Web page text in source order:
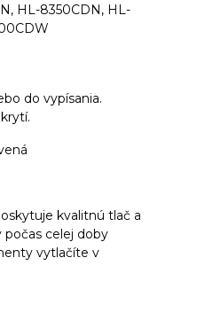
HL-8350CDN, HL-
do vypísania.
kvalitnú tlač a
celej doby
vytlačíte v